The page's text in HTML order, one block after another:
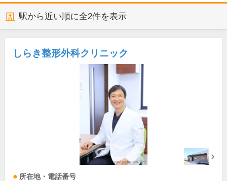
駅から近い順に全2件を表示
しらき整形外科クリニック
所在地・電話番号